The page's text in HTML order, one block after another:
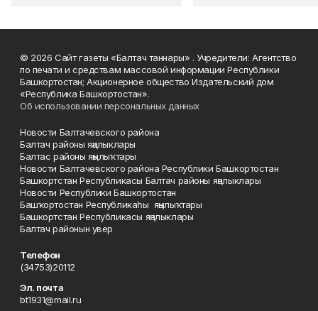
© 2026 Сайт газеты «Балтач таннары» . Учредители: Агентство
по печати и средствам массовой информации Республики
Башкортостан; Акционерное общество Издательский дом
«Республика Башкортостан».
Об использовании персональных данных
Новости Балтачевского района
Балтач районы яңалыклары
Балтас районы яңылыҡтары
Новости Балтачевского района Республики Башкортостан
Башкортстан Республикасы Балтач районы яңалыклары
Новости Республики Башкортостан
Башҡортостан Республикаһы яңылыҡтары
Башкортстан Республикасы яңалыклары
Балтач районын увер
Телефон
(34753)20112
Эл. почта
bt1931@mail.ru